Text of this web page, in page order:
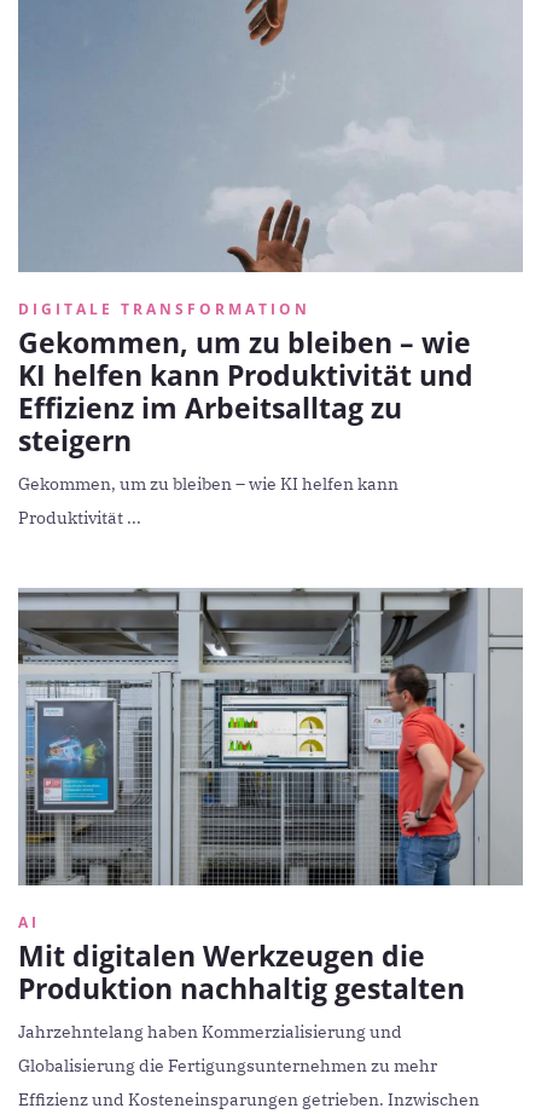
DIGITALE TRANSFORMATION
Gekommen, um zu bleiben – wie
KI helfen kann Produktivität und
Effizienz im Arbeitsalltag zu
steigern
Gekommen, um zu bleiben – wie KI helfen kann
Produktivität ...
AI
Mit digitalen Werkzeugen die
Produktion nachhaltig gestalten
Jahrzehntelang haben Kommerzialisierung und
Globalisierung die Fertigungsunternehmen zu mehr
Effizienz und Kosteneinsparungen getrieben. Inzwischen